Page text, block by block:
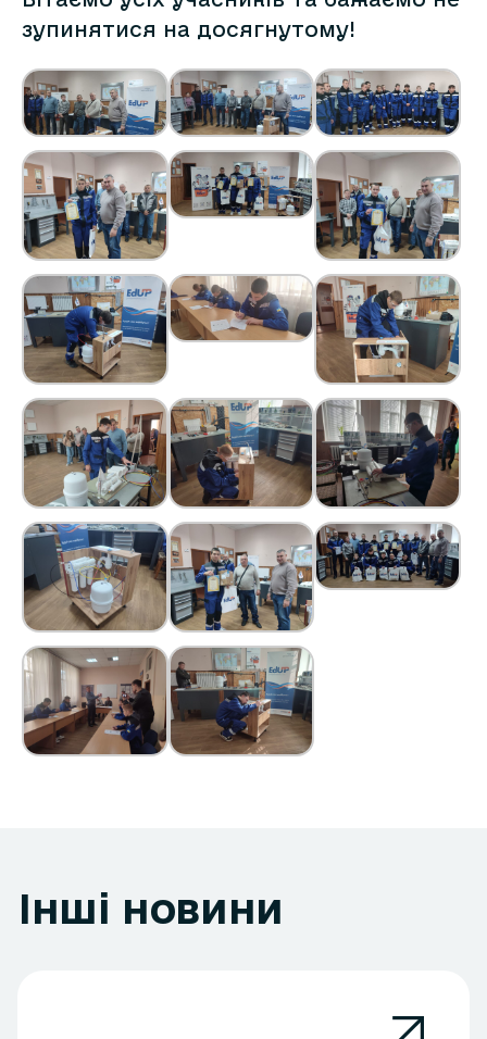
зупинятися на досягнутому!
Інші новини